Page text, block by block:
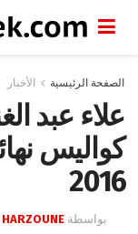
الصفحة الرئيسية الأخبار
علاء عبد
كواليس
2016
بواسطة HARZOUNE